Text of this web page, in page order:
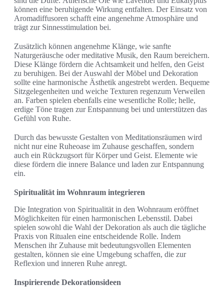
können eine beruhigende Wirkung entfalten. Der Einsatz von
Aromadiffusoren schafft eine angenehme Atmosphäre und
trägt zur Sinnesstimulation bei.
Zusätzlich können angenehme Klänge, wie sanfte
Naturgeräusche oder meditative Musik, den Raum bereichern.
Diese Klänge fördern die Achtsamkeit und helfen, den Geist
zu beruhigen. Bei der Auswahl der Möbel und Dekoration
sollte eine harmonische Ästhetik angestrebt werden. Bequeme
Sitzgelegenheiten und weiche Texturen regenzum Verweilen
an. Farben spielen ebenfalls eine wesentliche Rolle; helle,
erdige Töne tragen zur Entspannung bei und unterstützen das
Gefühl von Ruhe.
Durch das bewusste Gestalten von Meditationsräumen wird
nicht nur eine Ruheoase im Zuhause geschaffen, sondern
auch ein Rückzugsort für Körper und Geist. Elemente wie
diese fördern die innere Balance und laden zur Entspannung
ein.
Spiritualität im Wohnraum integrieren
Die Integration von Spiritualität in den Wohnraum eröffnet
Möglichkeiten für einen harmonischen Lebensstil. Dabei
spielen sowohl die Wahl der Dekoration als auch die tägliche
Praxis von Ritualen eine entscheidende Rolle. Indem
Menschen ihr Zuhause mit bedeutungsvollen Elementen
gestalten, können sie eine Umgebung schaffen, die zur
Reflexion und inneren Ruhe anregt.
Inspirierende Dekorationsideen